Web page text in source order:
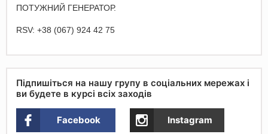
ПОТУЖНИЙ ГЕНЕРАТОР.
RSV: +38 (067) 924 42 75
Підпишіться на нашу групу в соціальних мережах і
ви будете в курсі всіх заходів
Facebook Instagram